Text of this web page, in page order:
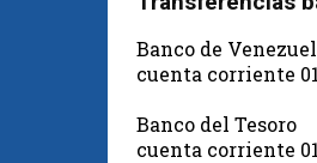
Banco de
cuenta corriente
Banco del Tesoro
cuenta corriente